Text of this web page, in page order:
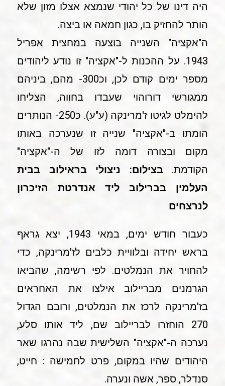
היה דינו של כל יהודי שנמצא אצלו מזון שלא
הותר להחזיק בו, כגון חמאה או ביצה.
ה"אקציה" השנייה בוצעה במחצית אפריל
1943. על ההכנות ל-"אקציה" זו נודע ליהודים
מספר ימים קודם לכן, וכ300- מהם, ביניהם
ממגורשי דורוהוי שעבדו בחווה, הצליחו
להימלט לגיטו ז'מרינקה (ע"ע). כ250- הנותרים
הומתו ב-"אקציה" שנייה זו שנערכה באותו
מקום ובצורה דומה לזו של ה-"אקציה"
הקודמת.בצילום: ניצולי בראילוב בבית
העלמין בברילוב ליד אנדרטת הזיכרון
לנרצחים
כעבור חודש ימים, במאי 1943, יצא גראף
בראש יחידה ובלוויית כלבים לז'מרינקה, כדי
להחויר את הנמלטים. לפי רשימה, שהביאו
הגרמנים מבריילוב אילצו את האחראים
בז'מרינקה לרכז את הנמלטים, ורובם הגדול
270 הוחזרו לבריילוב שם, ליד אותו סלע,
נערכה ה-"אקציה" השלישית שבה נהרגו שאר
היהודים שהיו במקום, פרט לחמישה : חייט,
סנדלר, ספר, אשה ונערה.